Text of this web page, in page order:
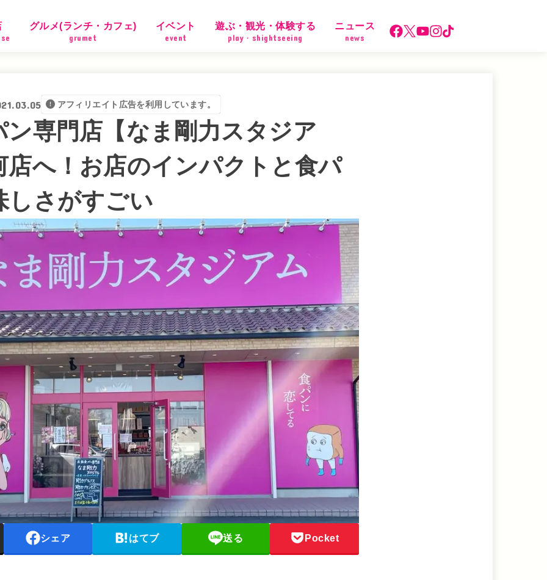
グルメ(ランチ・カフェ)
grumet
イベント
event
遊ぶ・観光・体験する
play・shightseeing
ニュース
news
アフィリエイト広告を利用しています。
ン専門店【なま剛力スタジア
店へ！お店のインパクトと食パ
しさがすごい
シェア はてブ 送る Pocket